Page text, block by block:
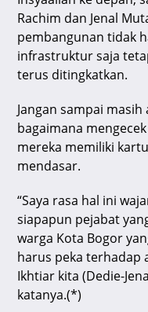
Rachim dan Jenal
pembangunan tidak
infrastruktur saja
terus ditingkatkan.
Jangan sampai
bagaimana
mereka memiliki
mendasar.
“Saya rasa hal ini
siapapun pejabat
warga Kota Bogor
harus peka terhadap
Ikhtiar kita (Dedie-
katanya.(*)